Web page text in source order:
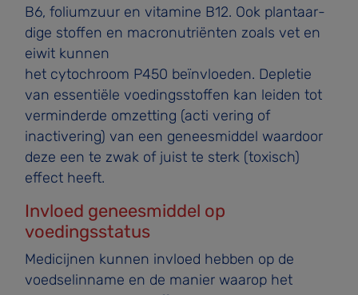
B6, foliumzuur en vitamine B12. Ook plantaar­
dige stoffen en macronutriënten zoals vet en
eiwit kunnen
het cytochroom P450 beïnvloeden. Depletie
van essentiële voedingsstoffen kan leiden tot
verminderde omzetting (acti­ vering of
inactivering) van een geneesmiddel waardoor
deze een te zwak of juist te sterk (toxisch)
effect heeft.
Invloed geneesmiddel op
voedingsstatus
Medicijnen kunnen invloed hebben op de
voedselinname en de manier waarop het